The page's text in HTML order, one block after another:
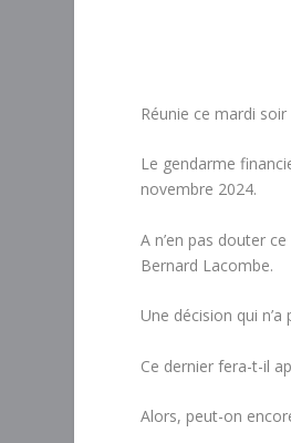
Réunie ce mardi
Le gendarme
novembre 2024.
A n’en pas douter
Bernard Lacombe.
Une décision qui
Ce dernier fera-t-il
Alors, peut-on